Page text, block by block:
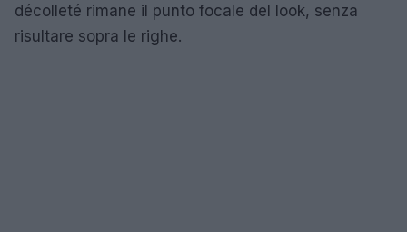
décolleté rimane il punto focale del look, senza
risultare sopra le righe.